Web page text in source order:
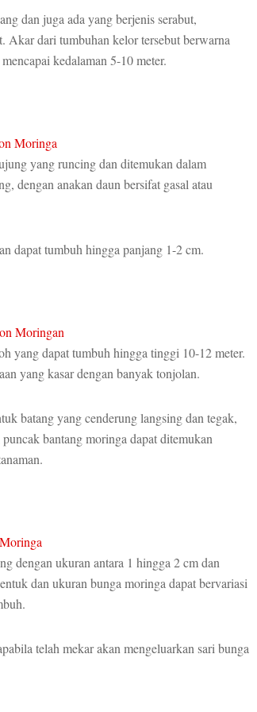
dan juga ada yang berjenis serabut,
Akar dari tumbuhan kelor tersebut berwarna
kedalaman 5-10 meter.
yang runcing dan ditemukan dalam
dengan anakan daun bersifat gasal atau
dapat tumbuh hingga panjang 1-2 cm.
yang dapat tumbuh hingga tinggi 10-12 meter.
yang kasar dengan banyak tonjolan.
batang yang cenderung langsing dan tegak,
bantang moringa dapat ditemukan
dengan ukuran antara 1 hingga 2 cm dan
dan ukuran bunga moringa dapat bervariasi
telah mekar akan mengeluarkan sari bunga